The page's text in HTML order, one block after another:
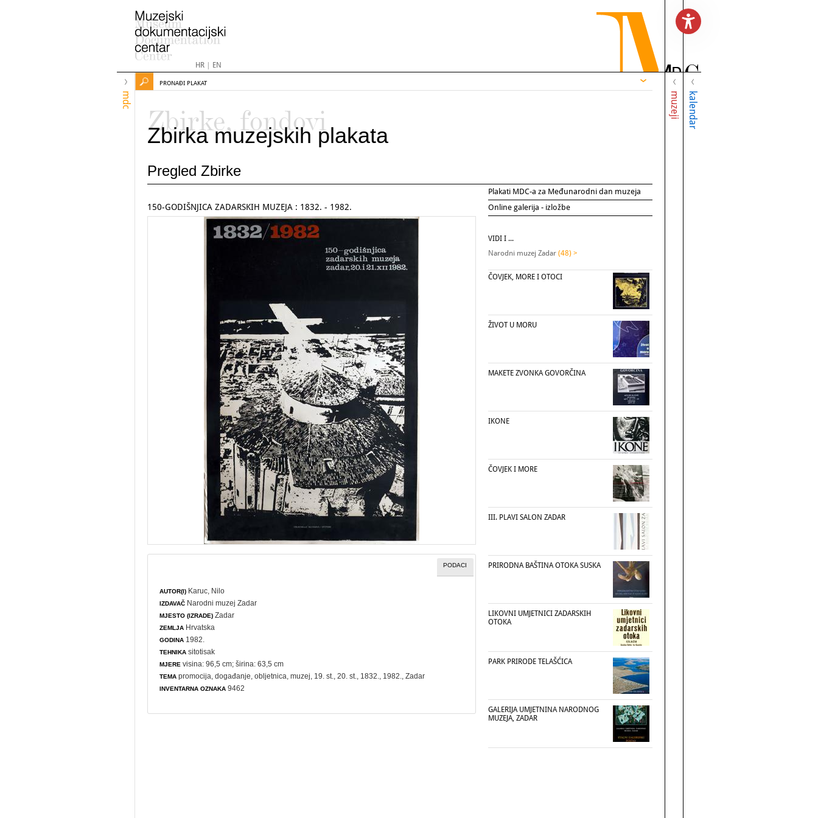
HR| EN
mdc muzeji kalendar
PRONAĐI PLAKAT
Zbirke, fondovi
Zbirka muzejskih plakata
Pregled Zbirke
Plakati MDC-a za Međunarodni dan muzeja
Online galerija - izložbe
150-GODIŠNJICA ZADARSKIH MUZEJA : 1832. - 1982.
PODACI
AUTOR(I) Karuc, Nilo
IZDAVAČ Narodni muzej Zadar
MJESTO (IZRADE) Zadar
ZEMLJA Hrvatska
GODINA 1982.
TEHNIKA sitotisak
MJERE visina: 96,5 cm; širina: 63,5 cm
TEMA promocija ,događanje ,obljetnica ,muzej , 19. st., 20. st., 1832., 1982., Zadar
INVENTARNA OZNAKA 9462
VIDI I ...
Narodni muzej Zadar (48) >
ČOVJEK, MORE I OTOCI
ŽIVOT U MORU
MAKETE ZVONKA GOVORČINA
IKONE
ČOVJEK I MORE
III. PLAVI SALON ZADAR
PRIRODNA BAŠTINA OTOKA SUSKA
LIKOVNI UMJETNICI ZADARSKIH
OTOKA
PARK PRIRODE TELAŠĆICA
GALERIJA UMJETNINA NARODNOG
MUZEJA, ZADAR